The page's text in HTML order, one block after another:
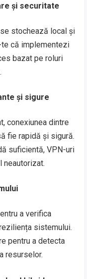
și securitate
stochează local și
că implementezi
bazat pe roluri
și sigure
conexiunea dintre
fie rapidă și sigură.
suficientă, VPN-uri
neautorizat.
a verifica
sistemului.
pentru a detecta
resurselor.